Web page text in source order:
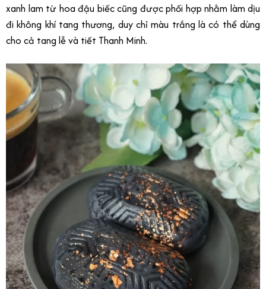
xanh lam từ hoa đậu biếc cũng được phối hợp nhằm làm dịu
đi không khí tang thương, duy chỉ màu trắng là có thể dùng
cho cả tang lễ và tiết Thanh Minh.